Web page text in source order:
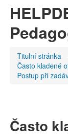
Titulní stránka
Často kladené
Postup při
Často